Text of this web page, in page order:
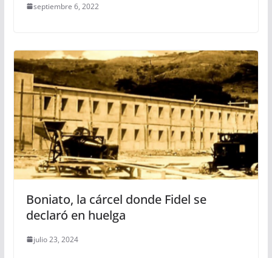
septiembre 6, 2022
Boniato, la cárcel donde Fidel se
declaró en huelga
julio 23, 2024